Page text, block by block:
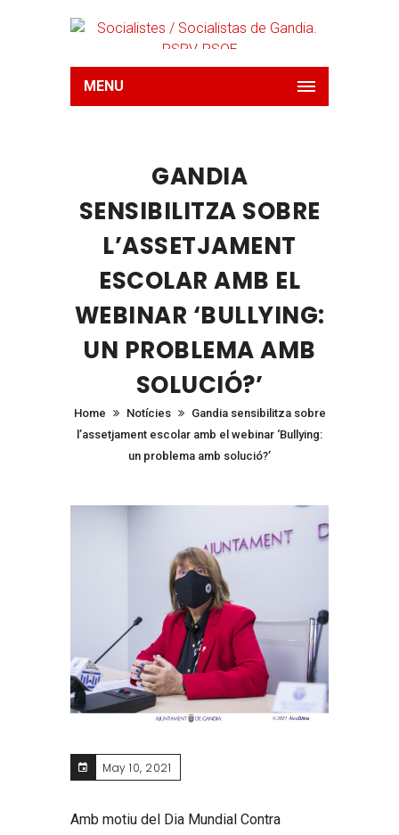
MENU
GANDIA
SENSIBILITZA SOBRE
L’ASSETJAMENT
ESCOLAR AMB EL
WEBINAR ‘BULLYING:
UN PROBLEMA AMB
SOLUCIÓ?’
Home Notícies
Gandia sensibilitza sobre
l’assetjament escolar amb el webinar ‘Bullying:
un problema amb solució?’
May 10, 2021
Amb motiu del Dia Mundial Contra